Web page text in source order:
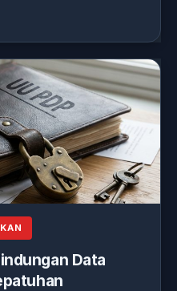
Data